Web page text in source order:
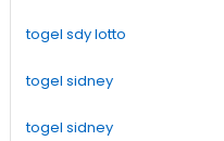
togel sdy lotto
togel sidney
togel sidney